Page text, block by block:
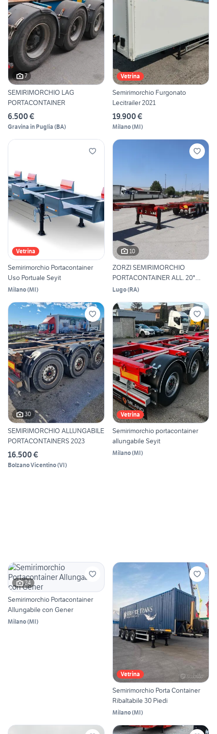
7
SEMIRIMORCHIO LAG
PORTACONTAINER
6.500 €
Gravina in Puglia (BA)
Vetrina
Semirimorchio Furgonato
Lecitrailer 2021
19.900 €
Milano(MI)
Vetrina
Semirimorchio Portacontainer
Uso Portuale Seyit
Milano(MI)
10
ZORZI SEMIRIMORCHIO
PORTACONTAINER ALL. 20"
30"4
Lugo(RA)
30
SEMIRIMORCHIO ALLUNGABILE
PORTACONTAINERS 2023
16.500 €
Bolzano Vicentino(VI)
Vetrina
Semirimorchio portacontainer
allungabile Seyit
Milano(MI)
24
Semirimorchio Portacontainer
Allungabile con Gener
Milano(MI)
Vetrina
Semirimorchio Porta Container
Ribaltabile 30 Piedi
Milano(MI)